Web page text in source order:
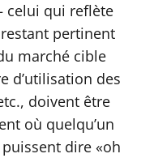
celui qui reflète
pertinent
marché cible
d’utilisation des
doivent être
où quelqu’un
dire «oh